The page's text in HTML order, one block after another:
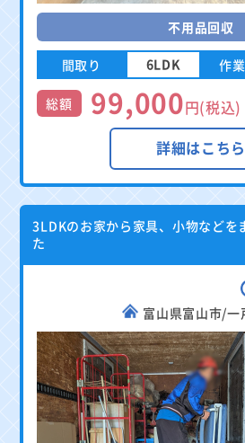
不用品回収
間取り 6LDK 作
総額 99,000円(税込)
詳細はこちら
3LDKのお家から家具、小物などを
た
富山県富山市/一